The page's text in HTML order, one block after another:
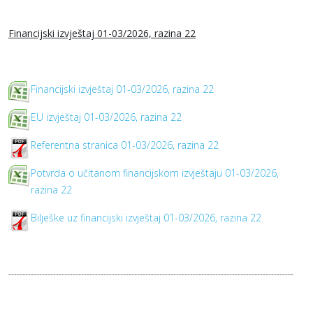
Financijski izvještaj 01-03/2026, razina 22
Financijski izvještaj 01-03/2026, razina 22
EU izvještaj 01-03/2026, razina 22
Referentna stranica 01-03/2026, razina 22
Potvrda o učitanom financijskom izvještaju 01-03/2026,
razina 22
Bilješke uz financijski izvještaj 01-03/2026, razina 22
------------------------------------------------------------------------------------------------------